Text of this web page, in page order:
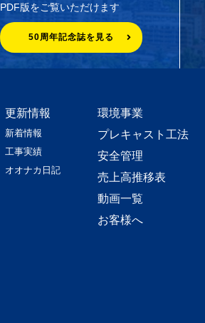
PDF版をご覧いただけます
50周年記念誌を見る
更新情報
新着情報
工事実績
オオナカ日記
環境事業
プレキャスト工法
安全管理
売上高推移表
動画一覧
お客様へ